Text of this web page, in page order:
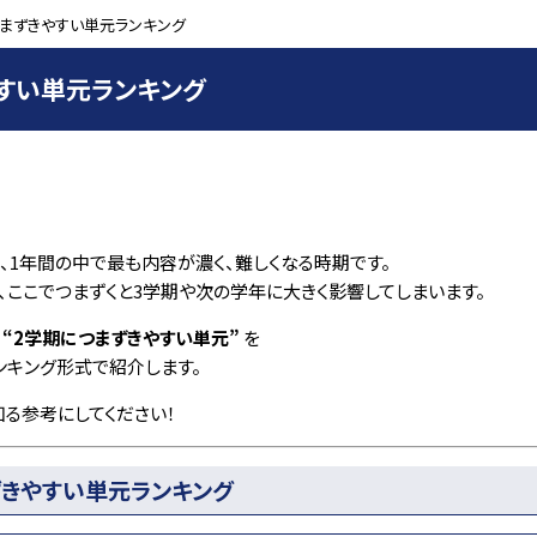
ずきやすい単元ランキング
い単元ランキング
年間の中で最も内容が濃く、難しくなる時期です。
ここでつまずくと3学期や次の学年に大きく影響してしまいます。
“2学期につまずきやすい単元” を
ング形式で紹介します。
参考にしてください！
やすい単元ランキング